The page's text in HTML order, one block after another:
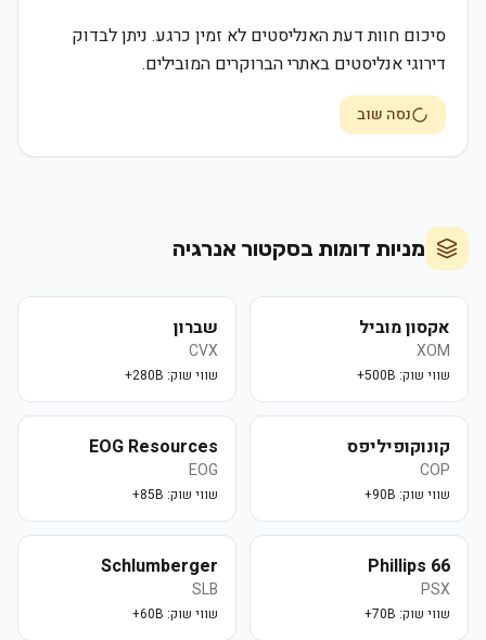
סיכום חוות דעת האנליסטים לא זמין כרגע. ניתן לבדוק
דירוגי אנליסטים באתרי הברוקרים המובילים.
נסה שוב
מניות דומות בסקטור אנרגיה
אקסון מוביל
XOM
שווי שוק: 500B+
שברון
CVX
שווי שוק: 280B+
קונוקופיליפס
COP
שווי שוק: 90B+
EOG Resources
EOG
שווי שוק: 85B+
Phillips 66
PSX
שווי שוק: 70B+
Schlumberger
SLB
שווי שוק: 60B+